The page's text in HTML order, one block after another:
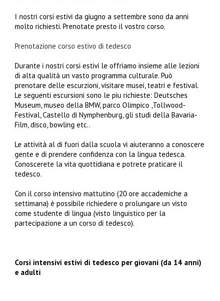
I nostri corsi estivi da giugno a settembre sono da anni
molto richiesti. Prenotate presto il vostro corso.
Prenotazione corso estivo di tedesco
Durante i nostri corsi estivi le offriamo insieme alle lezioni
di alta qualità un vasto programma culturale. Può
prenotare delle escurzioni, visitare musei, teatri e festival.
Le seguenti escursioni sono le piu richieste: Deutsches
Museum, museo della BMW, parco Olimpico ,Tollwood-
Festival, Castello di Nymphenburg, gli studi della Bavaria-
Film, disco, bowling etc..
Le attività al di fuori dalla scuola vi aiuteranno a conoscere
gente e di prendere confidenza con la lingua tedesca.
Conoscerete la vita quottidiana e potrete praticare il
tedesco.
Con il corso intensivo mattutino (20 ore accademiche a
settimana) è possibile richiedere o prolungare un visto
come studente di lingua (visto linguistico per la
partecipazione a un corso di tedesco).
Corsi intensivi estivi di tedesco per giovani (da 14 anni)
e adulti